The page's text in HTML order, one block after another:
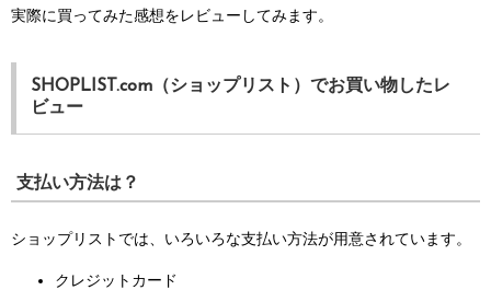
実際に買ってみた感想をレビューしてみます。
SHOPLIST.com（ショップリスト）でお買い物したレ
ビュー
支払い方法は？
ショップリストでは、いろいろな支払い方法が用意されています。
クレジットカード